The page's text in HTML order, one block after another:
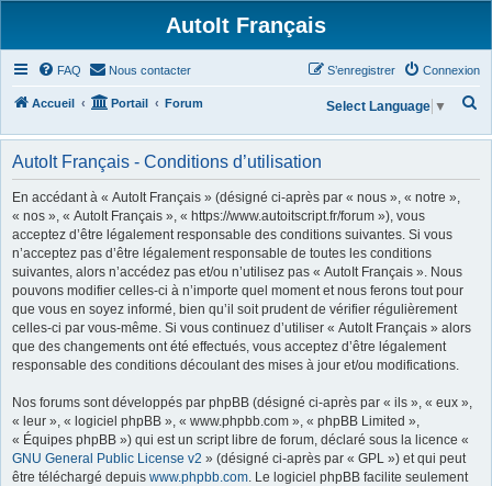
AutoIt Français
FAQ Nous contacter Connexion
S’enregistrer
Accueil Portail Forum
h
Select Language ▼
AutoIt Français - Conditions d’utilisation
En accédant à « AutoIt Français » (désigné ci-après par « nous », « notre »,
« nos », « AutoIt Français », « https://www.autoitscript.fr/forum »), vous
acceptez d’être légalement responsable des conditions suivantes. Si vous
n’acceptez pas d’être légalement responsable de toutes les conditions
suivantes, alors n’accédez pas et/ou n’utilisez pas « AutoIt Français ». Nous
pouvons modifier celles-ci à n’importe quel moment et nous ferons tout pour
que vous en soyez informé, bien qu’il soit prudent de vérifier régulièrement
celles-ci par vous-même. Si vous continuez d’utiliser « AutoIt Français » alors
que des changements ont été effectués, vous acceptez d’être légalement
responsable des conditions découlant des mises à jour et/ou modifications.
Nos forums sont développés par phpBB (désigné ci-après par « ils », « eux »,
« leur », « logiciel phpBB », « www.phpbb.com », « phpBB Limited »,
« Équipes phpBB ») qui est un script libre de forum, déclaré sous la licence «
GNU General Public License v2 » (désigné ci-après par « GPL ») et qui peut
être téléchargé depuis www.phpbb.com. Le logiciel phpBB facilite seulement